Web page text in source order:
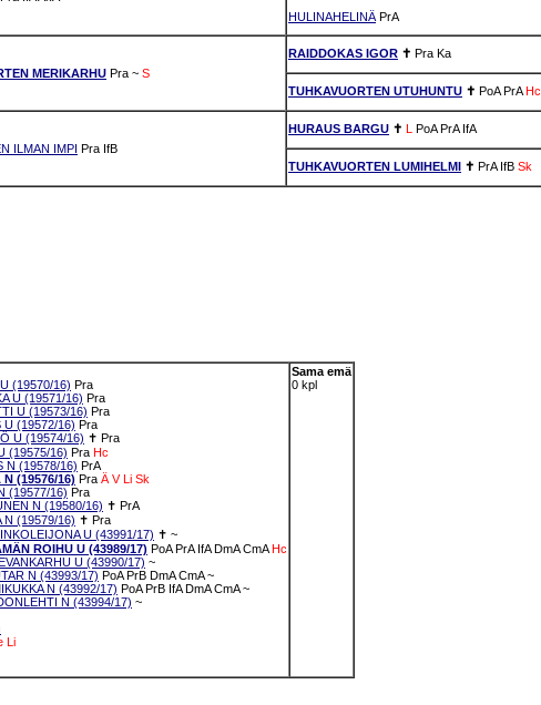
HULINAHELINÄ PrA
MERIKARHU Pra ~ S
RAIDDOKAS IGOR ✝ Pra Ka
TUHKAVUORTEN UTUHUNTU ✝ PoA PrA Hc
ILMAN IMPI Pra IfB
HURAUS BARGU ✝ L PoA PrA IfA
TUHKAVUORTEN LUMIHELMI ✝ PrA IfB Sk
(19570/16) Pra
U (19571/16) Pra
U (19573/16) Pra
U (19572/16) Pra
U (19574/16) ✝ Pra
(19575/16) Pra Hc
N (19578/16) PrA
N (19576/16) Pra Ä V Li Sk
(19577/16) Pra
N (19580/16) ✝ PrA
N (19579/16) ✝ Pra
U (43991/17) ✝ ~
ROIHU U (43989/17) PoA PrA IfA DmA CmA Hc
U (43990/17) ~
N (43993/17) PoA PrB DmA CmA ~
N (43992/17) PoA PrB IfA DmA CmA ~
N (43994/17) ~
Li
Sama emä
0 kpl